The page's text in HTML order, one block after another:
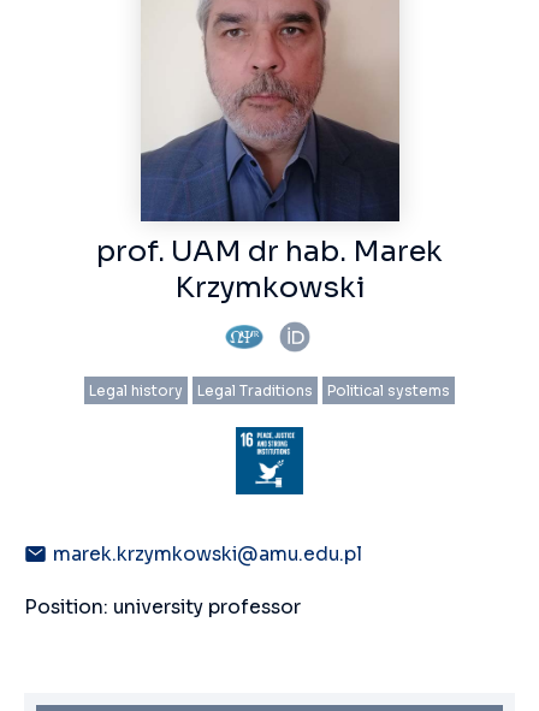
prof. UAM dr hab. Marek
Krzymkowski
Legal history Legal Traditions Political systems
marek.krzymkowski@amu.edu.pl
Position: university professor